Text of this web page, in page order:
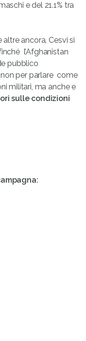
e del 21.1% tra
ancora, Cesvi si
l’Afghanistan
pubblico
per parlare  come
militari, ma anche e
sulle condizioni